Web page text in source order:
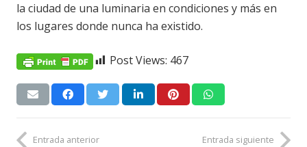
la ciudad de una luminaria en condiciones y más en
los lugares donde nunca ha existido.
Post Views: 467
Entrada anterior Entrada siguiente